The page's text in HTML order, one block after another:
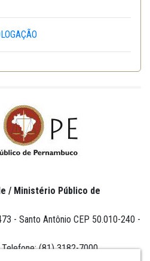
/ Ministério Público de
- Santo Antônio CEP 50.010-240 -
(81) 3182-7000